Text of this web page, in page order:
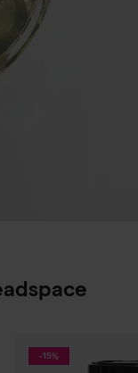
-15%